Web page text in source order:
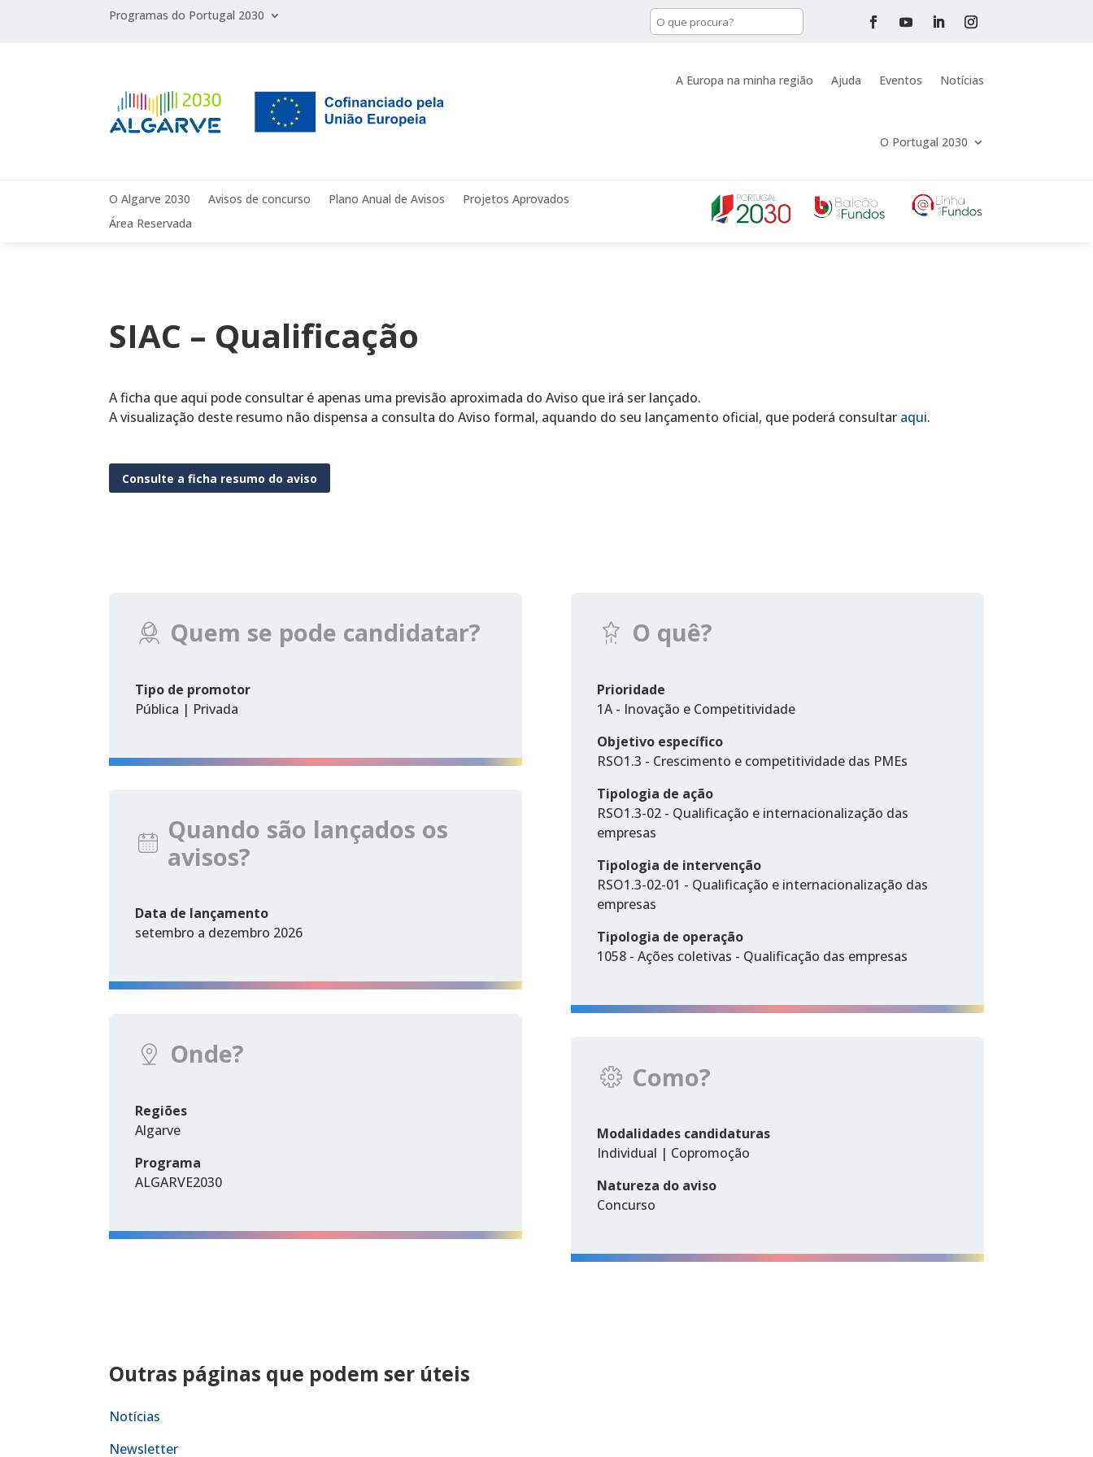
Programas do Portugal 2030
A Europa na minha região Ajuda Eventos Notícias
O Portugal 2030
O Algarve 2030 Avisos de concurso Plano Anual de Avisos
Projetos Aprovados
Área Reservada
SIAC – Qualificação
A ficha que aqui pode consultar é apenas uma previsão aproximada do Aviso que irá ser lançado.
A visualização deste resumo não dispensa a consulta do Aviso formal, aquando do seu lançamento oficial, que poderá consultar aqui.
Consulte a ficha resumo do aviso
Quem se pode candidatar?
Tipo de promotor
Pública | Privada
Quando são lançados os
avisos?
Data de lançamento
setembro a dezembro 2026
Onde?
Regiões
Algarve
Programa
ALGARVE2030
O quê?
Prioridade
1A - Inovação e Competitividade
Objetivo específico
RSO1.3 - Crescimento e competitividade das PMEs
Tipologia de ação
RSO1.3-02 - Qualificação e internacionalização das
empresas
Tipologia de intervenção
RSO1.3-02-01 - Qualificação e internacionalização das
empresas
Tipologia de operação
1058 - Ações coletivas - Qualificação das empresas
Como?
Modalidades candidaturas
Individual | Copromoção
Natureza do aviso
Concurso
Outras páginas que podem ser úteis
Notícias
Newsletter